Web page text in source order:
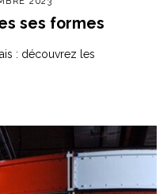
ses formes
: découvrez les